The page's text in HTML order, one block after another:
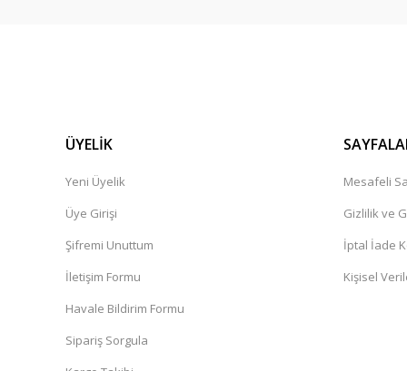
ÜYELİK
Yeni Üyelik
Üye Girişi
Şifremi Unuttum
İletişim Formu
Havale Bildirim Formu
Sipariş Sorgula
Mesafeli
Gizlilik ve
İptal İade
Kişisel